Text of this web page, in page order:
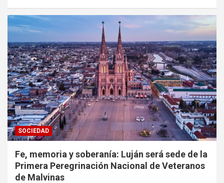
SOCIEDAD
Fe, memoria y soberanía: Luján será sede de la
Primera Peregrinación Nacional de Veteranos
de Malvinas